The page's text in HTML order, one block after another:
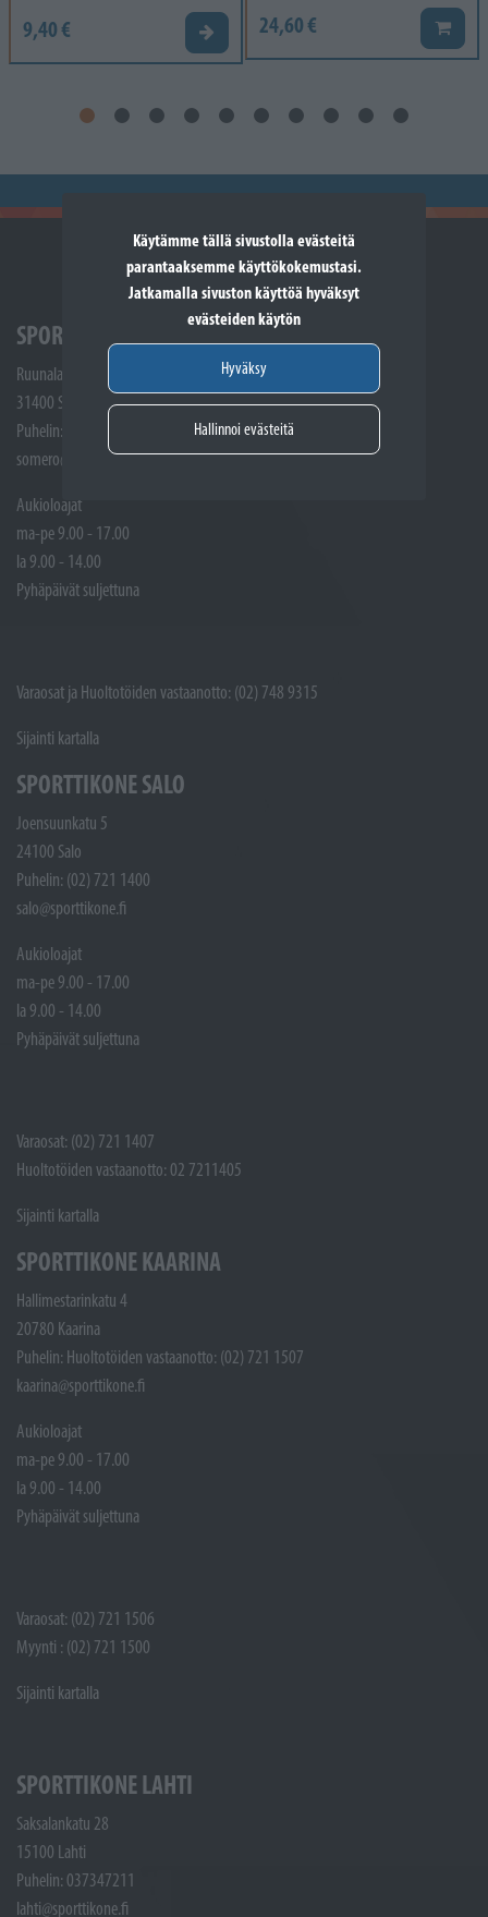
Käytämme tällä sivustolla evästeitä
parantaaksemme käyttökokemustasi.
Jatkamalla sivuston käyttöä hyväksyt
evästeiden käytön
Hyväksy
Hallinnoi evästeitä
9,40 € Valitse vaihtoehto
24,60 € Lisää
SPORTTIKONE SOMERO
Ruunalantie 5
31400 Somero
Puhelin: (02) 748 9300
somero@sporttikone.fi
Aukioloajat
ma-pe 9.00 - 17.00
la 9.00 - 14.00
Pyhäpäivät suljettuna
Varaosat ja Huoltotöiden vastaanotto: (02) 748 9315
Sijainti kartalla
SPORTTIKONE SALO
Joensuunkatu 5
24100 Salo
Puhelin: (02) 721 1400
salo@sporttikone.fi
Aukioloajat
ma-pe 9.00 - 17.00
la 9.00 - 14.00
Pyhäpäivät suljettuna
Varaosat: (02) 721 1407
Huoltotöiden vastaanotto: 02 7211405
Sijainti kartalla
SPORTTIKONE KAARINA
Hallimestarinkatu 4
20780 Kaarina
Puhelin: Huoltotöiden vastaanotto: (02) 721 1507
kaarina@sporttikone.fi
Aukioloajat
ma-pe 9.00 - 17.00
la 9.00 - 14.00
Pyhäpäivät suljettuna
Varaosat: (02) 721 1506
Myynti : (02) 721 1500
Sijainti kartalla
SPORTTIKONE LAHTI
Saksalankatu 28
15100 Lahti
Puhelin: 037347211
lahti@sporttikone.fi